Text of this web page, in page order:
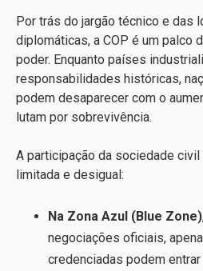
Por trás do jargão técnico e das
diplomáticas, a COP é um palco
poder. Enquanto países
responsabilidades históricas,
podem desaparecer com o
lutam por sobrevivência.
A participação da sociedade
limitada e desigual:
Na Zona Azul (Blue Zone)
negociações oficiais,
credenciadas podem